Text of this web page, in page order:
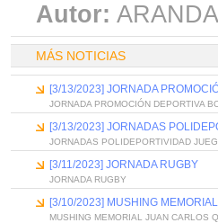
Autor:
MÁS NOTICIAS
[3/13/2023] JORNADA
JORNADA PROMOCIÓN DEPORTIVA
[3/13/2023] JORNADAS
JORNADAS POLIDEPORTIVIDAD
[3/11/2023] JORNADA RUGBY
JORNADA RUGBY
[3/10/2023] MUSHING
MUSHING MEMORIAL JUAN CARLOS